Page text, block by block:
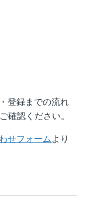
登録までの流れ
確認ください。
せフォームより